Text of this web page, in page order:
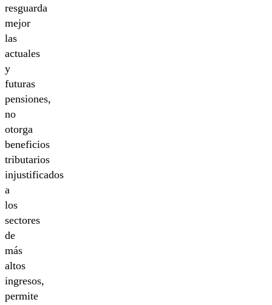
resguarda
mejor
las
actuales
y
futuras
pensiones,
no
otorga
beneficios
tributarios
injustificados
a
los
sectores
de
más
altos
ingresos,
permite